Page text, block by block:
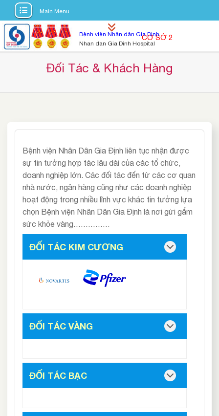
S
Main Menu
Bệnh viện Nhân dân Gia Định
Nhan dan Gia Dinh Hospital
CƠ SỞ 2
Đối Tác & Khách Hàng
Bệnh viện Nhân Dân Gia Định liên tục nhận được
sự tin tưởng hợp tác lâu dài của các tổ chức,
doanh nghiệp lớn. Các đối tác đến từ các cơ quan
nhà nước, ngân hàng cũng như các doanh nghiệp
hoạt động trong nhiều lĩnh vực khác tin tưởng lựa
chọn Bệnh viện Nhân Dân Gia Định là nơi gửi gắm
sức khỏe vàng……………
ĐỐI TÁC KIM CƯƠNG
ĐỐI TÁC VÀNG
ĐỐI TÁC BẠC